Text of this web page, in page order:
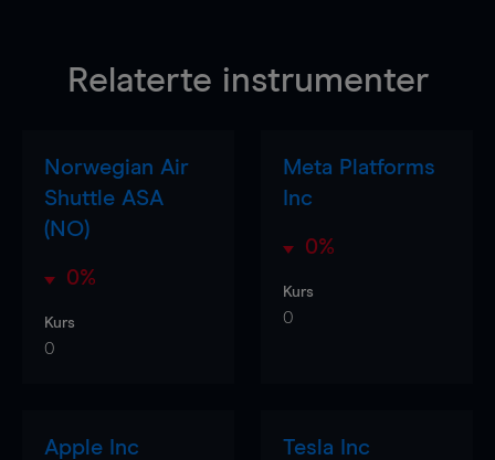
Relaterte instrumenter
Norwegian Air
Shuttle ASA
(NO)
0%
Kurs
0
Meta Platforms
Inc
0%
Kurs
0
Apple Inc Tesla Inc